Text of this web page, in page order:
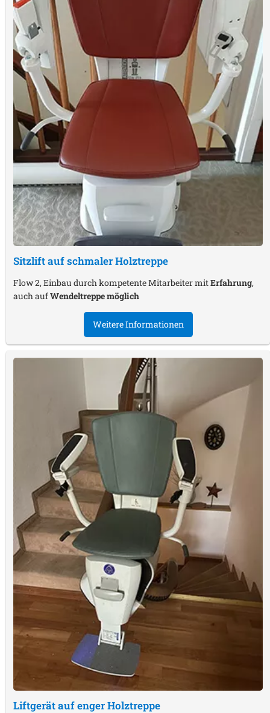
Sitzlift auf schmaler Holztreppe
Flow 2, Einbau durch kompetente Mitarbeiter mitErfahrung,
auch aufWendeltreppe möglich
Weitere Informationen
Liftgerät auf enger Holztreppe